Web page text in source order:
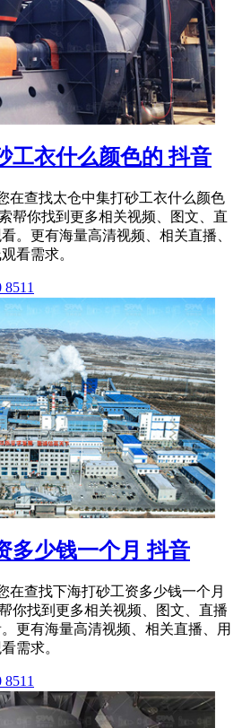
工衣什么颜色的 抖音
在查找太仓中集打砂工衣什么颜色
帮你找到更多相关视频、图文、直
。更有海量高清视频、相关直播、
看需求。
多少钱一个月 抖音
在查找下海打砂工资多少钱一个月
你找到更多相关视频、图文、直播
更有海量高清视频、相关直播、用
需求。